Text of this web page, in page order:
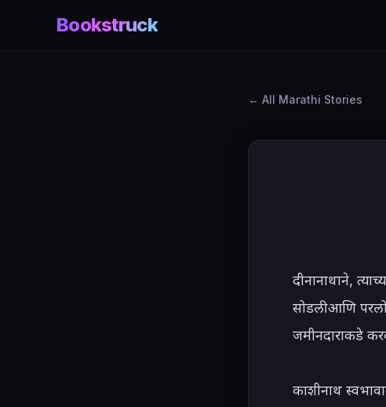
Bookstruck
All Marathi Stories
दीनानाथाने,
सोडली आणि
जमीनदाराकडे
काशीनाथ